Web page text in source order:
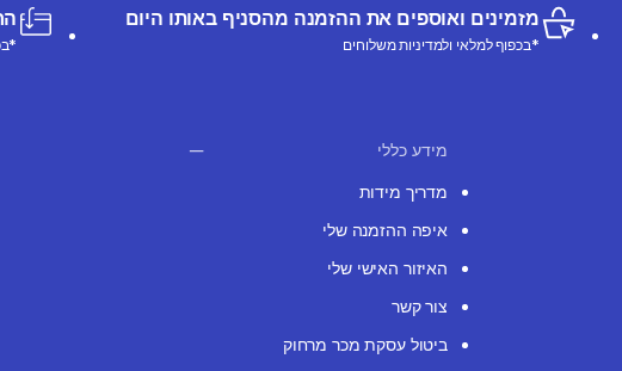
מזמינים ואוספים את ההזמנה מהסניף באותו היום
*בכפוף למלאי ולמדיניות משלוחים
מידע כללי
מדריך מידות
איפה ההזמנה שלי
האיזור האישי שלי
צור קשר
ביטול עסקת מכר מרחוק